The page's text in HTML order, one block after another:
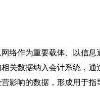
络作为重要载体、以信息
关数据纳入会计系统，通
影响的数据，形成用于指